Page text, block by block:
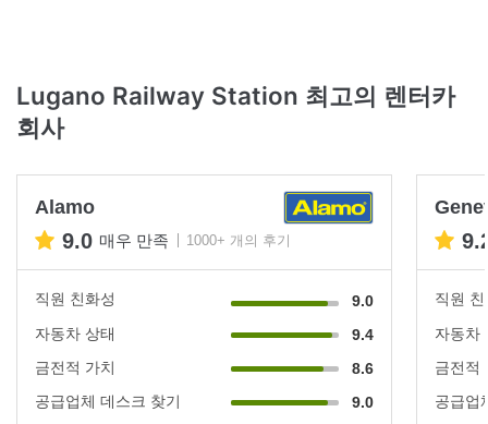
Lugano Railway Station 최고의 렌터카
회사
Alamo
9.0 매우 만족 1000+ 개의 후기
직원 친화성
9.0
자동차 상태
9.4
금전적 가치
8.6
공급업체 데스크 찾기
9.0
직원
자동차
금전적
공급업